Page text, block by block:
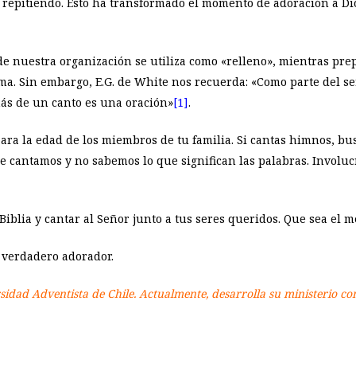
nuestra organización se utiliza como «relleno», mientras
Sin embargo, E.G. de White nos recuerda: «Como parte del
de un canto es una oración»[1].
la edad de los miembros de tu familia. Si cantas himnos,
y no sabemos lo que significan las palabras.
y cantar al Señor junto a tus seres queridos. Que sea el
adorador.
Adventista de Chile. Actualmente, desarrolla su ministerio